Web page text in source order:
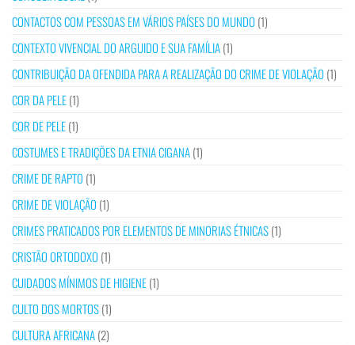
CONTACTOS COM PESSOAS EM VÁRIOS PAÍSES DO MUNDO (1)
CONTEXTO VIVENCIAL DO ARGUIDO E SUA FAMÍLIA(1)
CONTRIBUIÇÃO DA OFENDIDA PARA A REALIZAÇÃO DO CRIME DE VIOLAÇÃO (1)
COR DA PELE(1)
COR DE PELE(1)
COSTUMES E TRADIÇÕES DA ETNIA CIGANA(1)
CRIME DE RAPTO (1)
CRIME DE VIOLAÇÃO (1)
CRIMES PRATICADOS POR ELEMENTOS DE MINORIAS ÉTNICAS(1)
CRISTÃO ORTODOXO (1)
CUIDADOS MÍNIMOS DE HIGIENE(1)
CULTO DOS MORTOS(1)
CULTURA AFRICANA(2)